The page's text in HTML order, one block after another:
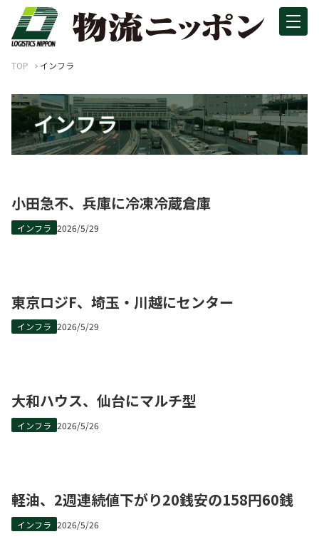
TOP インフラ
小田急不、兵庫に冷凍冷蔵倉庫
インフラ 2026/5/29
東京ロジF、埼玉・川越にセンター
インフラ 2026/5/29
大和ハウス、仙台にマルチ型
インフラ 2026/5/26
軽油、2週連続値下がり20銭安の158円60銭
インフラ 2026/5/26